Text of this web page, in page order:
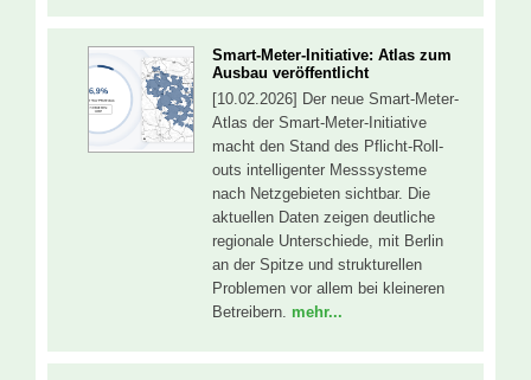
Smart-Meter-Initiative: Atlas zum
Ausbau veröffentlicht
[10.02.2026] Der neue Smart-Meter-
Atlas der Smart-Meter-Initiative
macht den Stand des Pflicht-Roll-
outs intelligenter Messsysteme
nach Netzgebieten sichtbar. Die
aktuellen Daten zeigen deutliche
regionale Unterschiede, mit Berlin
an der Spitze und strukturellen
Problemen vor allem bei kleineren
Betreibern. mehr...